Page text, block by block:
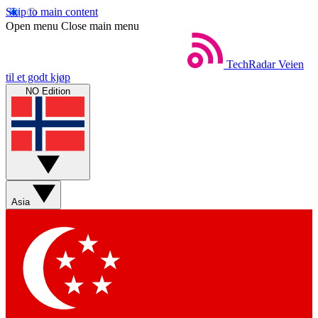
Skip to main content
Open menu Close main menu
TechRadar Veien
til et godt kjøp
NO Edition
Asia